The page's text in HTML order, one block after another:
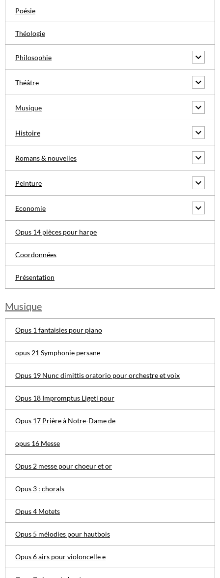
Poésie
Théologie
Philosophie
Théâtre
Musique
Histoire
Romans & nouvelles
Peinture
Economie
Opus 14 pièces pour harpe
Coordonnées
Présentation
Musique
Opus 1 fantaisies pour piano
opus 21 Symphonie persane
Opus 19 Nunc dimittis oratorio pour orchestre et voix
Opus 18 Impromptus Ligeti pour
Opus 17 Prière à Notre-Dame de
opus 16 Messe
Opus 2 messe pour choeur et or
Opus 3 : chorals
Opus 4 Motets
Opus 5 mélodies pour hautbois
Opus 6 airs pour violoncelle e